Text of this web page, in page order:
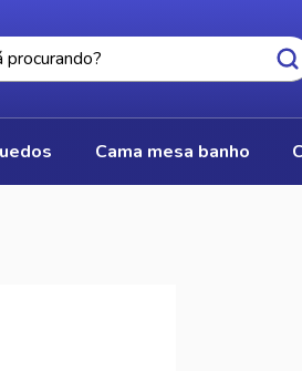
cama mesa banho